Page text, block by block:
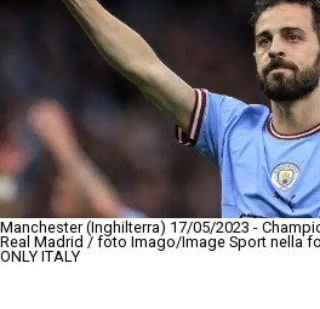
Manchester (Inghilterra) 17/05/2023 -
Real Madrid / foto Imago/Image Sport nella
ONLY ITALY